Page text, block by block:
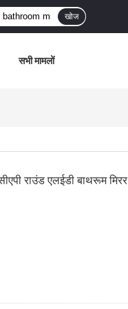
खोज
सभी मामलों
राउंड एलईडी बाथरूम मिरर